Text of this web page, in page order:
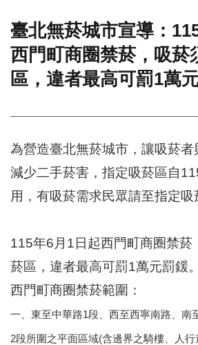
門
牌
整
合
文
化
局
資
產
北
里
臺北無菸城市宣導：
西門町商圈禁菸，吸菸
區，違者最高可罰1萬
為營造臺北無菸城市，讓吸菸者
減少二手菸害，指定吸菸區自
用，有吸菸需求民眾請至指定吸
115年6月1日起西門町商圈禁菸
菸區，違者最高可罰1萬元罰鍰。
西門町商圈禁菸範圍：
一、東至中華路1段、西至西寧南路、南
2段所圍之平面區域(含邊界之騎樓、人行